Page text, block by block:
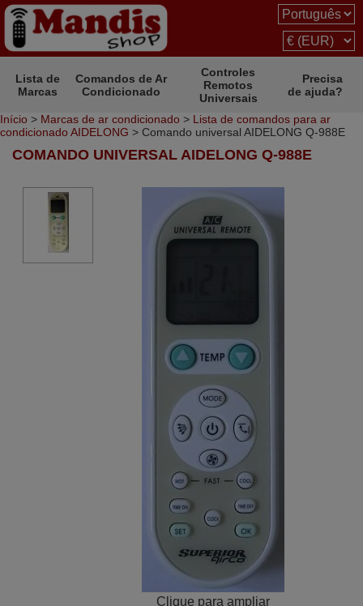
Lista de
Marcas
Comandos de Ar
Condicionado
Controles
Remotos
Universais
Precisa
de ajuda?
Início > Marcas de ar condicionado > Lista de comandos para ar
condicionado AIDELONG > Comando universal AIDELONG Q-988E
COMANDO UNIVERSAL AIDELONG Q-988E
Clique para ampliar